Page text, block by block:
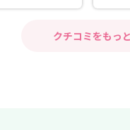
お世
てい
クチコミをもっ